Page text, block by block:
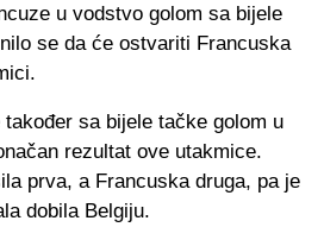
u vodstvo golom sa bijele
se da će ostvariti Francuska
sa bijele tačke golom u
rezultat ove utakmice.
prva, a Francuska druga, pa je
dobila Belgiju.